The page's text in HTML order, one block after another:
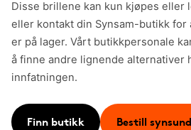
Disse brillene kan kun kjøpes eller
eller kontakt din Synsam-butikk for
er på lager. Vårt butikkpersonale
å finne andre lignende alternativer
innfatningen.
Finn butikk Bestill